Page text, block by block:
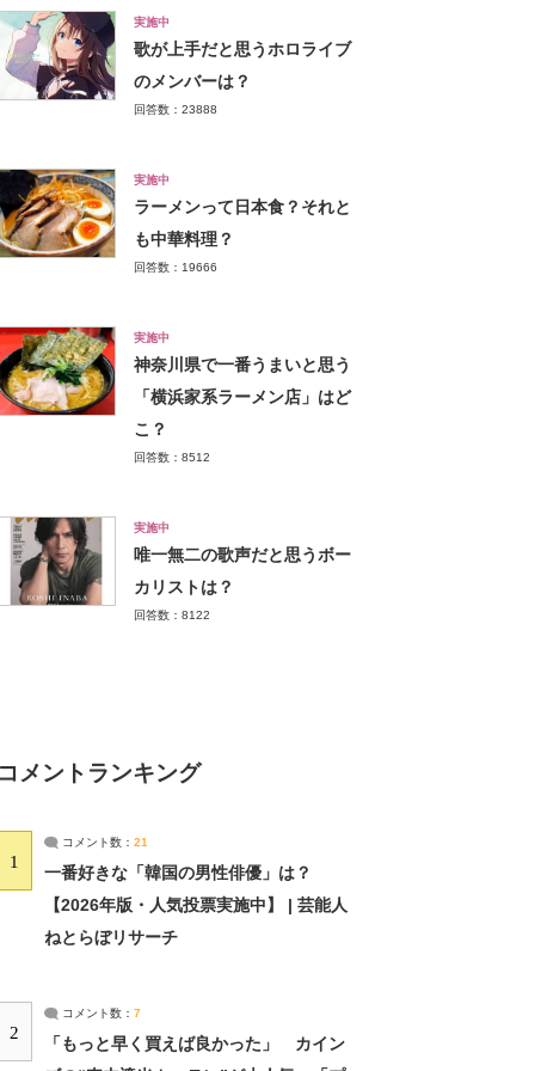
実施中
歌が上手だと思うホロライブ
のメンバーは？
回答数：23888
実施中
ラーメンって日本食？それと
も中華料理？
回答数：19666
実施中
神奈川県で一番うまいと思う
「横浜家系ラーメン店」はど
こ？
回答数：8512
実施中
唯一無二の歌声だと思うボー
カリストは？
回答数：8122
メントランキング
1
コメント数： 21
一番好きな「韓国の男性俳優」は？
【2026年版・人気投票実施中】 | 芸能人
ねとらぼリサーチ
2
コメント数： 7
「もっと早く買えば良かった」 カイン